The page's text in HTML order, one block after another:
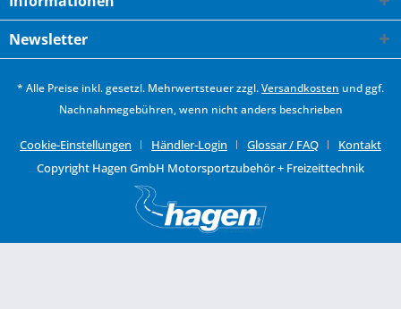
Newsletter
* Alle Preise inkl. gesetzl. Mehrwertsteuer zzgl.Versandkosten und ggf.
Nachnahmegebühren, wenn nicht anders beschrieben
Cookie-Einstellungen Händler-Login Glossar / FAQ
Kontakt
Copyright Hagen GmbH Motorsportzubehör + Freizeittechnik